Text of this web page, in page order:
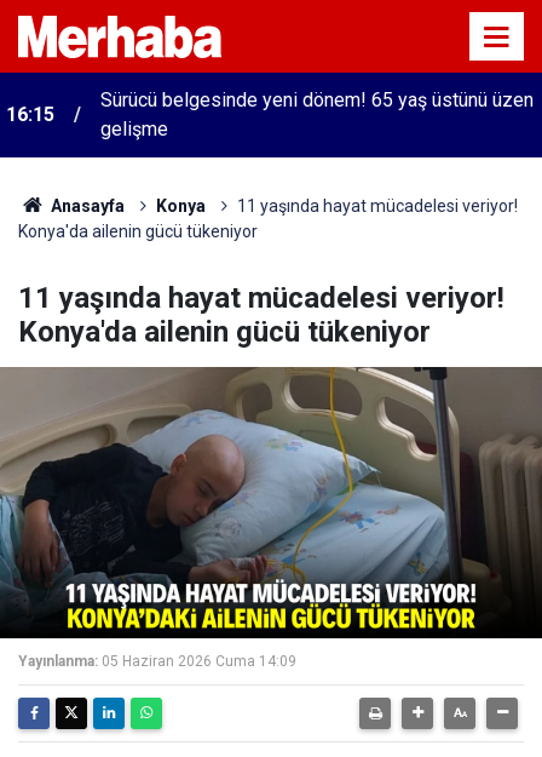
16:15
Sürücü belgesinde yeni dönem! 65 yaş üstünü üzen
gelişme
Anasayfa Konya
11 yaşında hayat mücadelesi veriyor!
Konya'da ailenin gücü tükeniyor
11 yaşında hayat mücadelesi veriyor!
Konya'da ailenin gücü tükeniyor
Yayınlanma: 05 Haziran 2026 Cuma 14:09